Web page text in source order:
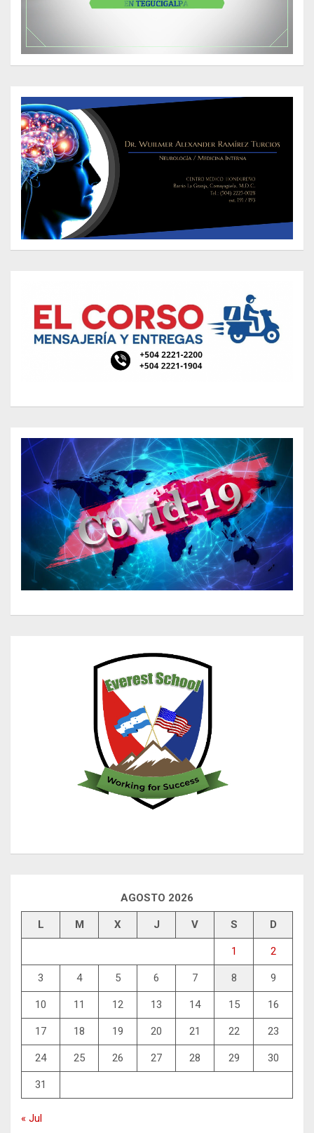
AGOSTO 2026
L M X J V S D
1 2
3 4 5 6 7 8 9
10 11 12 13 14 15 16
17 18 19 20 21 22 23
24 25 26 27 28 29 30
31
« Jul